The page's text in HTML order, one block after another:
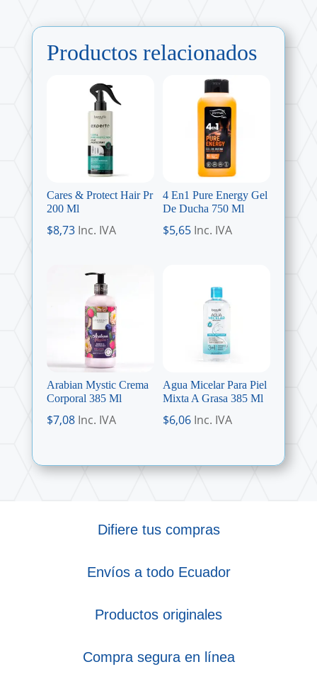
Productos relacionados
Cares & Protect Hair Pr
200 Ml
$8,73 Inc. IVA
4 En1 Pure Energy Gel
De Ducha 750 Ml
$5,65 Inc. IVA
Arabian Mystic Crema
Corporal 385 Ml
$7,08 Inc. IVA
Agua Micelar Para Piel
Mixta A Grasa 385 Ml
$6,06 Inc. IVA
Difiere tus compras
Envíos a todo Ecuador
Productos originales
Compra segura en línea